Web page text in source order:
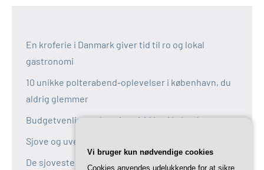
En kroferie i Danmark giver tid til ro og lokal
gastronomi
10 unikke polterabend-oplevelser i københavn, du
aldrig glemmer
Budgetvenlige polterabend-idéer i københavn
Sjove og uventede polterabend-idéer i københavn
De sjoveste aktiviteter til polterabend i københavn
Vi bruger kun nødvendige cookies
Cookies anvendes udelukkende for at sikre,